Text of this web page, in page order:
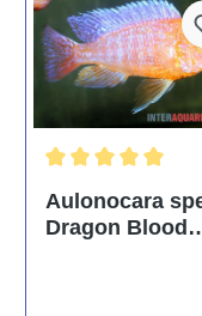
Durchschnittliche
Aulonocara
Dragon Blood